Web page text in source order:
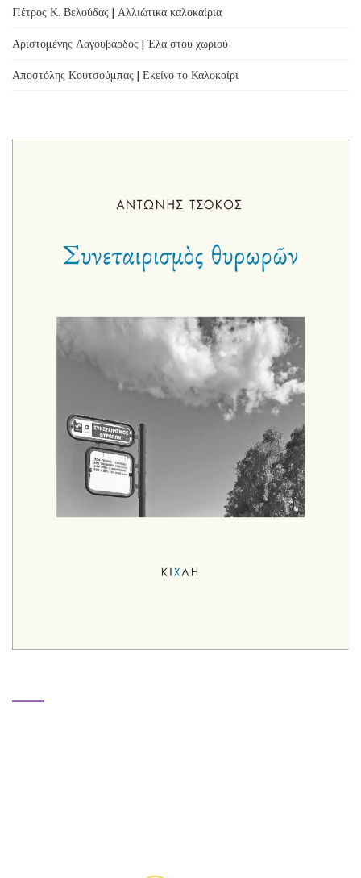
Πέτρος Κ. Βελούδας | Αλλιώτικα καλοκαίρια
Αριστομένης Λαγουβάρδος | Έλα στου χωριού
Αποστόλης Κουτσούμπας | Εκείνο το Καλοκαίρι